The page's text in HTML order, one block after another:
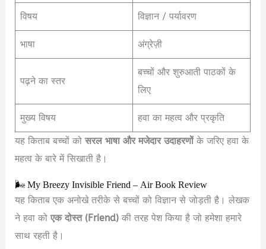
विषय विज्ञान / पर्यावरण
भाषा अंग्रेज़ी
पढ़ने का स्तर
बच्चों और शुरुआती पाठकों के
लिए
मुख्य विषय हवा का महत्व और प्रकृति
यह किताब बच्चों कोसरल भाषा और मजेदार उदाहरणोंके जरिए हवा के
महत्व के बारे में सिखाती है।
🌬️ My Breezy Invisible Friend – Air Book Review
यह किताब एक अनोखे तरीके से बच्चों को विज्ञान से जोड़ती है। लेखक
ने हवा कोएक दोस्त (Friend) की तरह पेश किया है जो हमेशा हमारे
साथ रहती है।